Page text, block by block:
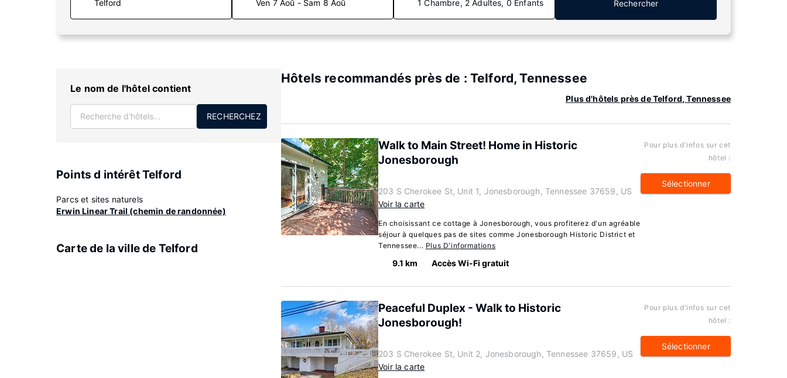
Ven 7 Aoû - Sam 8 Aoû 1 Chambre, 2 Adultes, 0 Enfants Rechercher
Le nom de l'hôtel contient
RECHERCHEZ
Points d intérêt Telford
Parcs et sites naturels
Erwin Linear Trail (chemin de randonnée)
Carte de la ville de Telford
Hôtels recommandés près de : Telford, Tennessee
Plus d'hôtels près de Telford, Tennessee
Walk to Main Street! Home in Historic
Jonesborough
203 S Cherokee St, Unit 1, Jonesborough, Tennessee 37659, US
Voir la carte
En choisissant ce cottage à Jonesborough, vous profiterez d'un agréable
séjour à quelques pas de sites comme Jonesborough Historic District et
Tennessee... Plus D'informations
9.1 km Accès Wi-Fi gratuit
Pour plus d'infos sur cet
hôtel :
Sélectionner
Peaceful Duplex - Walk to Historic
Jonesborough!
203 S Cherokee St, Unit 2, Jonesborough, Tennessee 37659, US
Voir la carte
Pour plus d'infos sur cet
hôtel :
Sélectionner